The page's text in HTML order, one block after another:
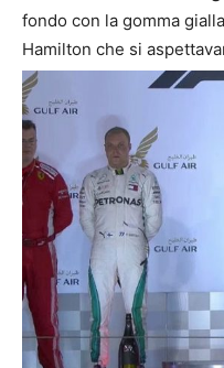
fondo con la gomma
Hamilton che si